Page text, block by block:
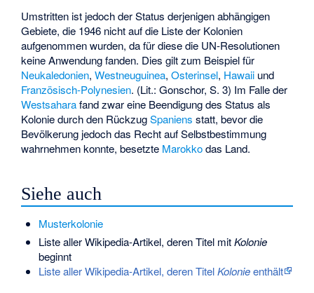
Umstritten ist jedoch der Status derjenigen abhängigen
Gebiete, die 1946 nicht auf die Liste der Kolonien
aufgenommen wurden, da für diese die UN-Resolutionen
keine Anwendung fanden. Dies gilt zum Beispiel für
Neukaledonien,Westneuguinea,Osterinsel, Hawaii und
Französisch-Polynesien. (Lit.: Gonschor, S. 3) Im Falle der
Westsaharafand zwar eine Beendigung des Status als
Kolonie durch den RückzugSpaniens statt, bevor die
Bevölkerung jedoch das Recht auf Selbstbestimmung
wahrnehmen konnte, besetzte Marokkodas Land.
Siehe auch
Musterkolonie
Liste aller Wikipedia-Artikel, deren Titel mitKolonie
beginnt
Liste aller Wikipedia-Artikel, deren TitelKolonieenthält